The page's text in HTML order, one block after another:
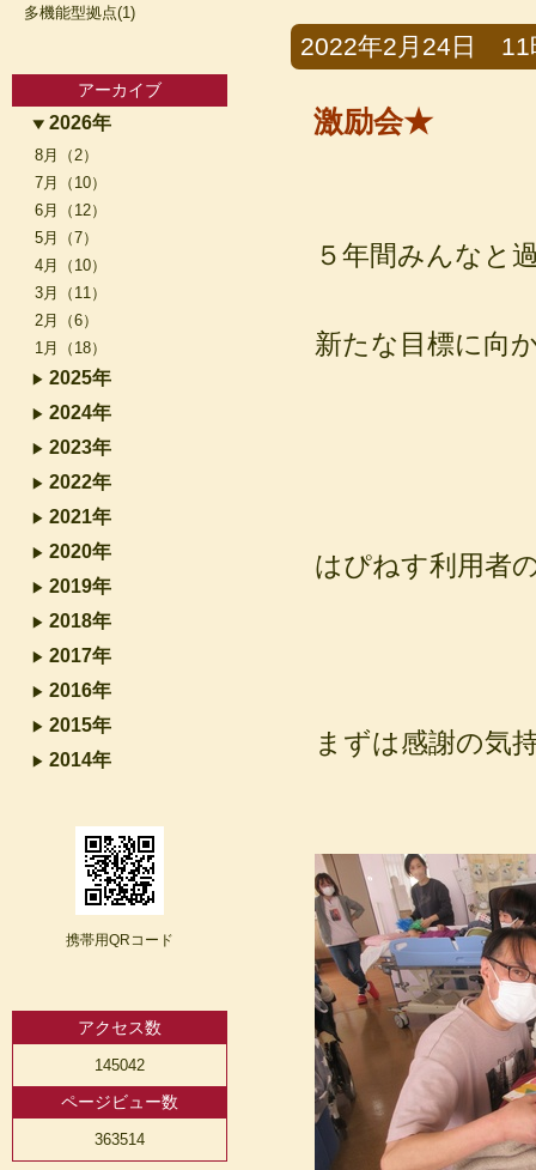
2022年2月24日 11
激励会★
５年間みんなと
新たな目標に向
はぴねす利用者
まずは感謝の気
多機能型拠点(1)
アーカイブ
2026年
8月（2）
7月（10）
6月（12）
5月（7）
4月（10）
3月（11）
2月（6）
1月（18）
2025年
2024年
2023年
2022年
2021年
2020年
2019年
2018年
2017年
2016年
2015年
2014年
携帯用QRコード
アクセス数
145042
ページビュー数
363514